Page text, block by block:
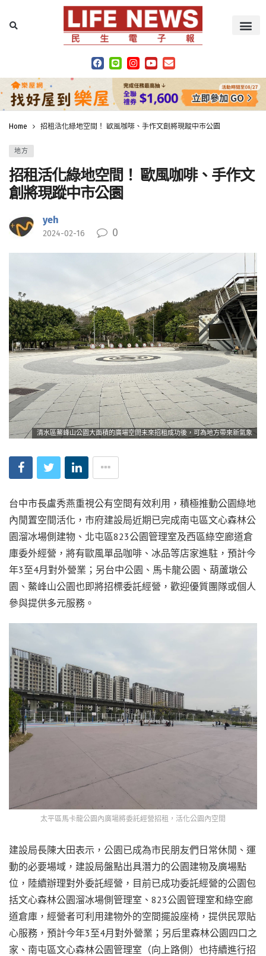
Home 招租活化綠地空間！ 歐風咖啡、手作文創將現蹤中市公園
地方
招租活化綠地空間！ 歐風咖啡、手作文
創將現蹤中市公園
yeh
2024-02-16 0
清水區鰲峰山公園大面積的廣場空間未來招租成功後，可為地方帶來新氣象
台中市長盧秀燕重視公有空間有效利用，積極推動公園綠地
內閒置空間活化，市府建設局近期已完成南屯區文心森林公
園溜冰場側建物、北屯區823公園管理室及西區綠空廊道倉
庫委外經營，將有歐風單品咖啡、冰品等店家進駐，預計今
年3至4月對外營業；另台中公園、馬卡龍公園、葫蘆墩公
園、鰲峰山公園也即將招標委託經營，歡迎優質團隊或個人
參與提供多元服務。
太平區馬卡龍公園內廣場將委託經營招租，活化公園內空間
建設局長陳大田表示，公園已成為市民朋友們日常休閒、運
動的必要場域，建設局盤點出具潛力的公園建物及廣場點
位，陸續辦理對外委託經營，目前已成功委託經營的公園包
括文心森林公園溜冰場側管理室、823公園管理室和綠空廊
道倉庫，經營者可利用建物外的空間擺設座椅，提供民眾貼
心服務，預計今年3至4月對外營業；另后里森林公園四口之
家、南屯區文心森林公園管理室（向上路側）也持續進行招